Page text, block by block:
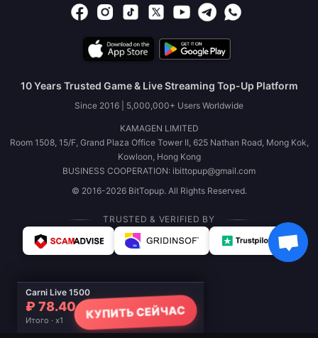
Carni Live 1500
₽ 78.40
Итого · x1
КУПИТЬ СЕЙЧАС
10 Years Trusted Game & Live Streaming Top-Up Platform
Since 2016 | 5,000,000+ Users Worldwide
KAMAGEN LIMITED
Room 1508, 15/F, Grand Plaza Office Tower II, 625 Nathan Road, Mong Kok,
Kowloon, Hong Kong
BUSINESS COOPERATION: ibittopup@gmail.com
© 2016-2026 BitTopup. All Rights Reserved.
TRUSTED & VERIFIED BY